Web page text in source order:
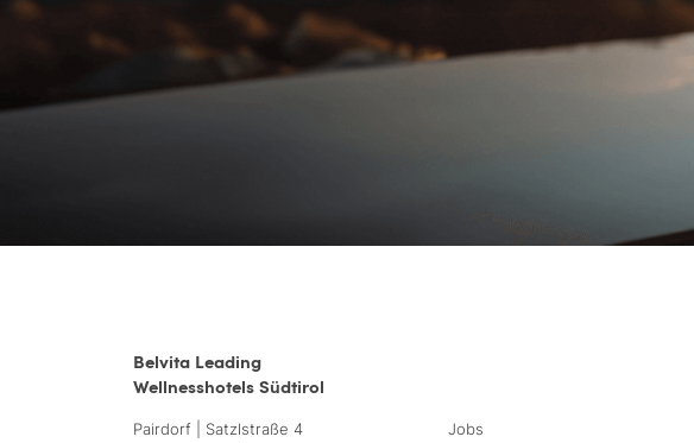
Belvita Leading
Wellnesshotels Südtirol
Pairdorf | Satzlstraße 4
Jobs